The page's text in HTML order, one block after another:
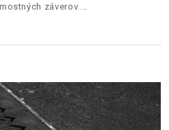
záverov.